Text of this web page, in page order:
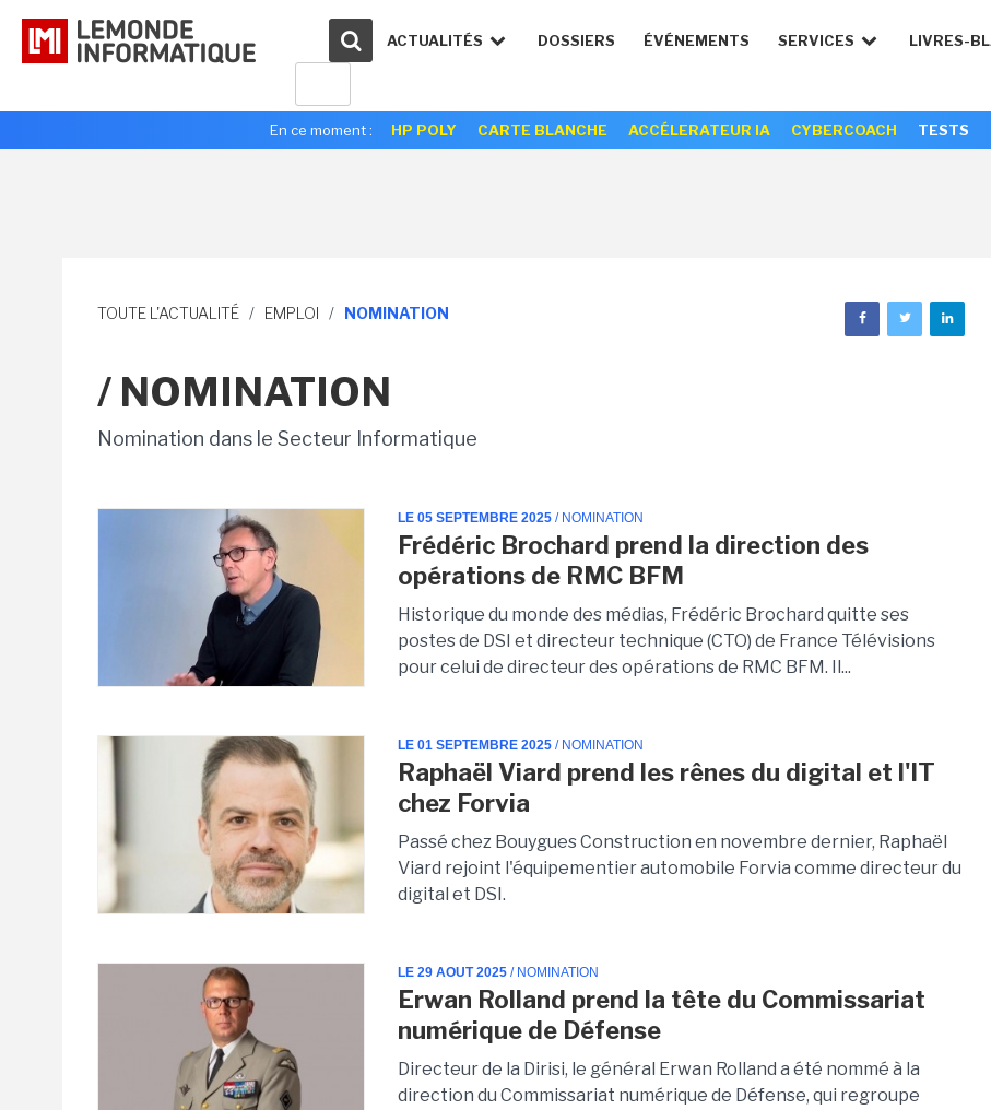
ACTUALITÉS DOSSIERS ÉVÉNEMENTS SERVICES LIVRES-
En ce moment : HP POLY CARTE BLANCHE ACCÉLERATEUR IA CYBERCOACH TESTS
TOUTE L'ACTUALITÉ / EMPLOI / NOMINATION
/ NOMINATION
Nomination dans le Secteur Informatique
LE 05 SEPTEMBRE 2025 / NOMINATION
Frédéric Brochard prend la direction des
opérations de RMC BFM
Historique du monde des médias, Frédéric Brochard quitte ses
postes de DSI et directeur technique (CTO) de France Télévisions
pour celui de directeur des opérations de RMC BFM. Il...
LE 01 SEPTEMBRE 2025 / NOMINATION
Raphaël Viard prend les rênes du digital et l'IT
chez Forvia
Passé chez Bouygues Construction en novembre dernier, Raphaël
Viard rejoint l'équipementier automobile Forvia comme directeur du
digital et DSI.
LE 29 AOUT 2025 / NOMINATION
Erwan Rolland prend la tête du Commissariat
numérique de Défense
Directeur de la Dirisi, le général Erwan Rolland a été nommé à la
direction du Commissariat numérique de Défense, qui regroupe